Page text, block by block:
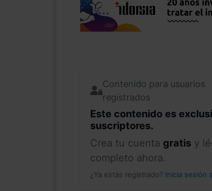
Contenido para usuarios
registrados
Este contenido es
suscriptores.
Crea tu cuenta gratis y
completo ahora.
¿Ya estás registrado? Inicia sesión